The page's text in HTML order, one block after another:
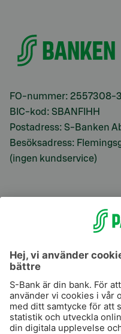
FO-nummer: 2557308-3
BIC-kod: SBANFIHH
Postadress: S-Banken
Besöksadress:
(ingen kundservice)
S-Prime